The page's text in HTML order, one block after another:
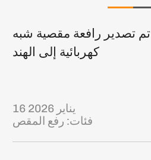
تم تصدير رافعة مقصية شبه
كهربائية إلى الهند
16 يناير 2026
فئات: رفع المقص